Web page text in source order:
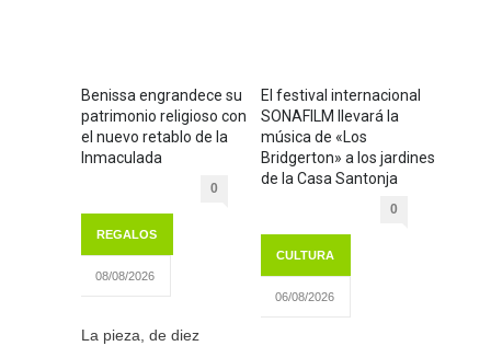
Benissa engrandece su
patrimonio religioso con
el nuevo retablo de la
Inmaculada
0
REGALOS
08/08/2026
La pieza, de diez
El festival internacional
SONAFILM llevará la
música de «Los
Bridgerton» a los jardines
de la Casa Santonja
0
CULTURA
06/08/2026